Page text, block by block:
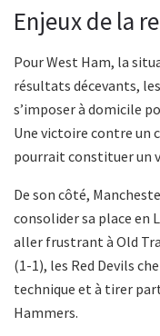
Enjeux de la
Pour West Ham, la
résultats décevants,
s’imposer à domicile
Une victoire contre un
pourrait constituer un
De son côté,
consolider sa place en
aller frustrant à Old
(1-1), les Red Devils
technique et à tirer
Hammers.